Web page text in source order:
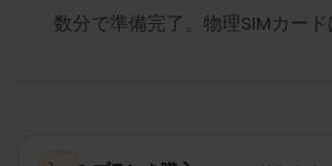
数分で準備完了。物理SIMカード